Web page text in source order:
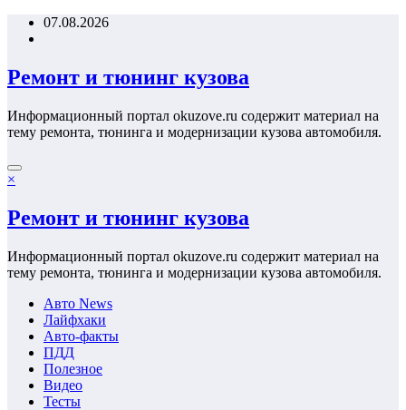
Перейти07.08.2026
Ремонт и тюнинг кузова
Информационный портал okuzove.ru содержит материал на
тему ремонта, тюнинга и модернизации кузова автомобиля.
×
Ремонт и тюнинг кузова
Информационный портал okuzove.ru содержит материал на
тему ремонта, тюнинга и модернизации кузова автомобиля.
Авто News
Лайфхаки
Авто-факты
ПДД
Полезное
Видео
Тесты